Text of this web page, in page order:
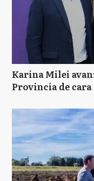
Karina Milei
Provincia de cara